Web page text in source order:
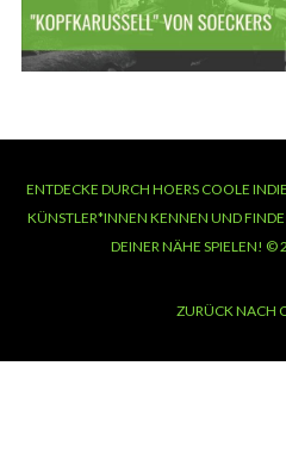
ENTDECKE DURCH HOERS COOLE
KÜNSTLER*INNEN KENNEN UND
DEINER NÄHE SPIELEN! ©
ZURÜCK NACH